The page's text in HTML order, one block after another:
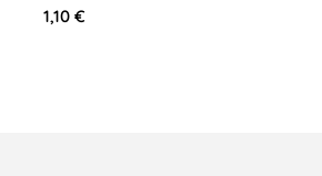
1,10 €